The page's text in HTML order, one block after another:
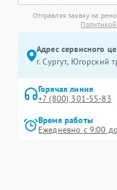
Отправляя заявку на
Адрес сервисного
г. Сургут, Югорский
Горячая линия
+7 (800) 301-55-83
Время работы
Ежедневно с 9:00